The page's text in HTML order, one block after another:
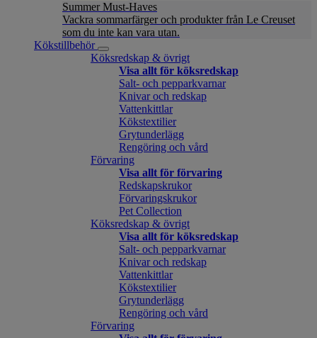
Summer Must-Haves
Vackra sommarfärger och produkter från Le Creuset
som du inte kan vara utan.
Kökstillbehör
Köksredskap & övrigt
Visa allt för köksredskap
Salt- och pepparkvarnar
Knivar och redskap
Vattenkittlar
Kökstextilier
Grytunderlägg
Rengöring och vård
Förvaring
Visa allt för förvaring
Redskapskrukor
Förvaringskrukor
Pet Collection
Köksredskap & övrigt
Visa allt för köksredskap
Salt- och pepparkvarnar
Knivar och redskap
Vattenkittlar
Kökstextilier
Grytunderlägg
Rengöring och vård
Förvaring